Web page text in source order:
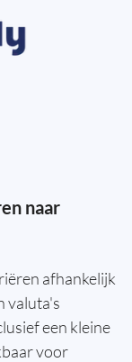
naar
afhankelijk
valuta's
een kleine
voor